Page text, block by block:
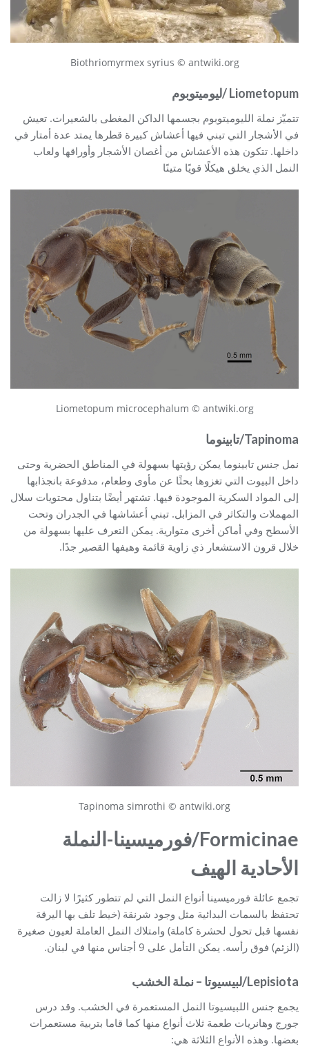
Biothriomyrmex syrius © antwiki.org
Liometopum /ليوميتوبوم
تتميّز نملة الليوميتوبوم بجسمها الداكن المغطى بالشعيرات. تعيش
في الأشجار التي تبني فيها أعشاش كبيرة قطرها يمتد عدة أمتار في
داخلها. تتكون هذه الأعشاش من أغصان الأشجار وأوراقها ولعاب
النمل الذي يخلق هيكلًا قويًا متينًا
Liometopum microcephalum © antwiki.org
Tapinoma/تابينوما
نمل جنس تابينوما يمكن رؤيتها بسهولة في المناطق الحضرية وحتى
داخل البيوت التي تغزوها بحثًا عن مأوى وطعام، مدفوعة بانجذابها
إلى المواد السكرية الموجودة فيها. تشتهر أيضًا بتناول محتويات سلال
المهملات والتكاثر في المزابل. تبني أعشاشها في الجدران وتحت
الأسطح وفي أماكن أخرى متوارية. يمكن التعرف عليها بسهولة من
خلال قرون الاستشعار ذي زاوية قائمة وهيفها القصير جدًا.
Tapinoma simrothi © antwiki.org
Formicinae/فورميسينا-النملة
الأحادية الهيف
تجمع عائلة فورميسينا أنواع النمل التي لم تتطور كثيرًا لا زالت
تحتفظ بالسمات البدائية مثل وجود شرنقة (خيط تلف بها اليرقة
نفسها قبل تحول لحشرة كاملة) وامتلاك النمل العاملة لعيون صغيرة
(الزئم) فوق رأسه. يمكن التأمل على 9 أجناس منها في لبنان.
Lepisiota/لبيسيوتا – نملة الخشب
يجمع جنس اللبيسيوتا النمل المستعمرة في الخشب. وقد درس
جورج وهانريات طعمة ثلاث أنواع منها كما قاما بتربية مستعمرات
بعضها. وهذه الأنواع الثلاثة هي: